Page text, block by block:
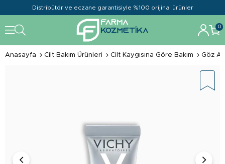
Distribütör ve eczane garantisiyle %100 orijinal ürünler
0
Anasayfa Cilt Bakım Ürünleri Cilt Kaygısına Göre Bakım Göz